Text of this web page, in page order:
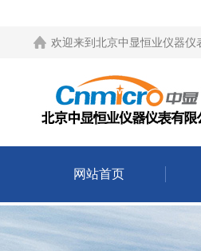
欢迎来到 北京中显恒业仪器仪
网站首页